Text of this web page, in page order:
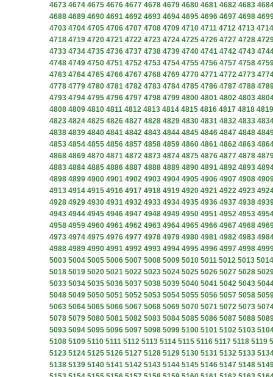
4673 4674 4675 4676 4677 4678 4679 4680 4681 4682 4683
4688 4689 4690 4691 4692 4693 4694 4695 4696 4697 4698
4703 4704 4705 4706 4707 4708 4709 4710 4711 4712 4713 4714
4718 4719 4720 4721 4722 4723 4724 4725 4726 4727 4728
4733 4734 4735 4736 4737 4738 4739 4740 4741 4742 4743
4748 4749 4750 4751 4752 4753 4754 4755 4756 4757 4758
4763 4764 4765 4766 4767 4768 4769 4770 4771 4772 4773
4778 4779 4780 4781 4782 4783 4784 4785 4786 4787 4788
4793 4794 4795 4796 4797 4798 4799 4800 4801 4802 4803
4808 4809 4810 4811 4812 4813 4814 4815 4816 4817 4818 4819
4823 4824 4825 4826 4827 4828 4829 4830 4831 4832 4833
4838 4839 4840 4841 4842 4843 4844 4845 4846 4847 4848
4853 4854 4855 4856 4857 4858 4859 4860 4861 4862 4863
4868 4869 4870 4871 4872 4873 4874 4875 4876 4877 4878
4883 4884 4885 4886 4887 4888 4889 4890 4891 4892 4893
4898 4899 4900 4901 4902 4903 4904 4905 4906 4907 4908
4913 4914 4915 4916 4917 4918 4919 4920 4921 4922 4923
4928 4929 4930 4931 4932 4933 4934 4935 4936 4937 4938
4943 4944 4945 4946 4947 4948 4949 4950 4951 4952 4953
4958 4959 4960 4961 4962 4963 4964 4965 4966 4967 4968
4973 4974 4975 4976 4977 4978 4979 4980 4981 4982 4983
4988 4989 4990 4991 4992 4993 4994 4995 4996 4997 4998
5003 5004 5005 5006 5007 5008 5009 5010 5011 5012 5013 5014
5018 5019 5020 5021 5022 5023 5024 5025 5026 5027 5028
5033 5034 5035 5036 5037 5038 5039 5040 5041 5042 5043
5048 5049 5050 5051 5052 5053 5054 5055 5056 5057 5058
5063 5064 5065 5066 5067 5068 5069 5070 5071 5072 5073
5078 5079 5080 5081 5082 5083 5084 5085 5086 5087 5088
5093 5094 5095 5096 5097 5098 5099 5100 5101 5102 5103
5108 5109 5110 5111 5112 5113 5114 5115 5116 5117 5118 5119
5123 5124 5125 5126 5127 5128 5129 5130 5131 5132 5133
5138 5139 5140 5141 5142 5143 5144 5145 5146 5147 5148